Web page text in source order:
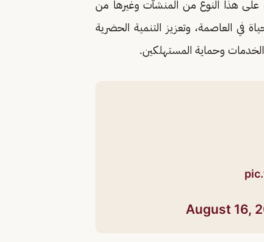
على هذا النوع من المنشآت وغيرها من
في العاصمة، وتعزيز التنمية الحضرية
August 16,